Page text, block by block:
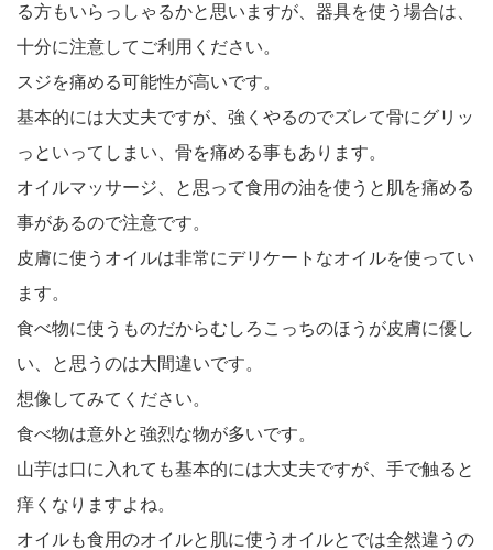
る方もいらっしゃるかと思いますが、器具を使う場合は、
十分に注意してご利用ください。
スジを痛める可能性が高いです。
基本的には大丈夫ですが、強くやるのでズレて骨にグリッ
っといってしまい、骨を痛める事もあります。
オイルマッサージ、と思って食用の油を使うと肌を痛める
事があるので注意です。
皮膚に使うオイルは非常にデリケートなオイルを使ってい
ます。
食べ物に使うものだからむしろこっちのほうが皮膚に優し
い、と思うのは大間違いです。
想像してみてください。
食べ物は意外と強烈な物が多いです。
山芋は口に入れても基本的には大丈夫ですが、手で触ると
痒くなりますよね。
オイルも食用のオイルと肌に使うオイルとでは全然違うの